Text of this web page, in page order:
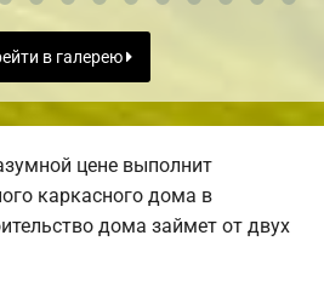
в галерею
цене выполнит
каркасного дома в
дома займет от двух